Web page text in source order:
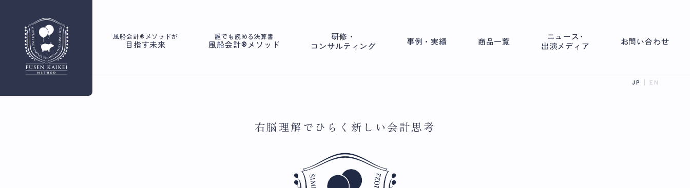
風船会計®メソッドが
目指す未来
誰でも読める決算書
風船会計®メソッド
研修・
コンサルティング
事例・実績 商品一覧
ニュース･
出演メディア
お問い合わせ
JP EN
右脳理解でひらく新しい会計思考